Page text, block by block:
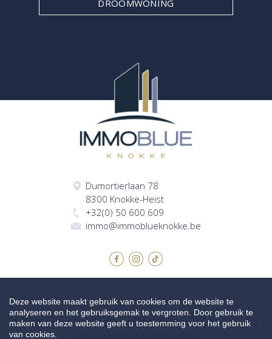
DROOMWONING
Dumortierlaan 78
8300 Knokke-Heist
+32(0) 50 600 609
immo@immoblueknokke.be
© 2026 Immo Blue Knokke | Made by Zabun|Disclaimer
Deze website maakt gebruik van cookies om de website te
analyseren en het gebruiksgemak te vergroten. Door gebruik te
maken van deze website geeft u toestemming voor het gebruik
van cookies.